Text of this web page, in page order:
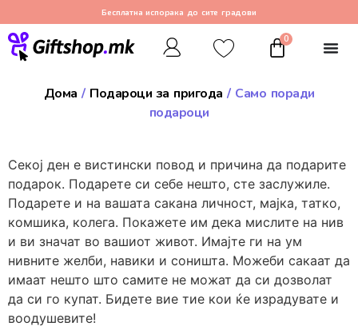
Бесплатна испорака до сите градови
0
Дома / Подароци за пригода / Само поради
подароци
Секој ден е вистински повод и причина да подарите
подарок. Подарете си себе нешто, сте заслужиле.
Подарете и на вашата сакана личност, мајка, татко,
комшика, колега. Покажете им дека мислите на нив
и ви значат во вашиот живот. Имајте ги на ум
нивните желби, навики и соништа. Можеби сакаат да
имаат нешто што самите не можат да си дозволат
да си го купат. Бидете вие тие кои ќе израдувате и
воодушевите!